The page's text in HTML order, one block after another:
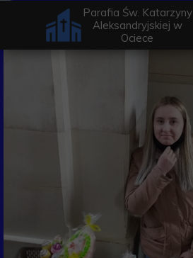
Parafia Św. Katarzyny
Aleksandryjskiej w
Ociece